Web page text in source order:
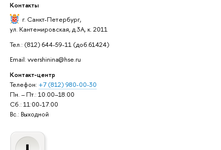
Контакты
г. Санкт-Петербург,
ул. Кантемировская, д.3А, к. 2011
Тел.: (812) 644-59-11 (доб.61424)
Email: vvershinina@hse.ru
Контакт-центр
Телефон: +7 (812) 980-00-30
Пн. – Пт.: 10:00–18:00
Сб.: 11:00-17:00
Вс.: Выходной